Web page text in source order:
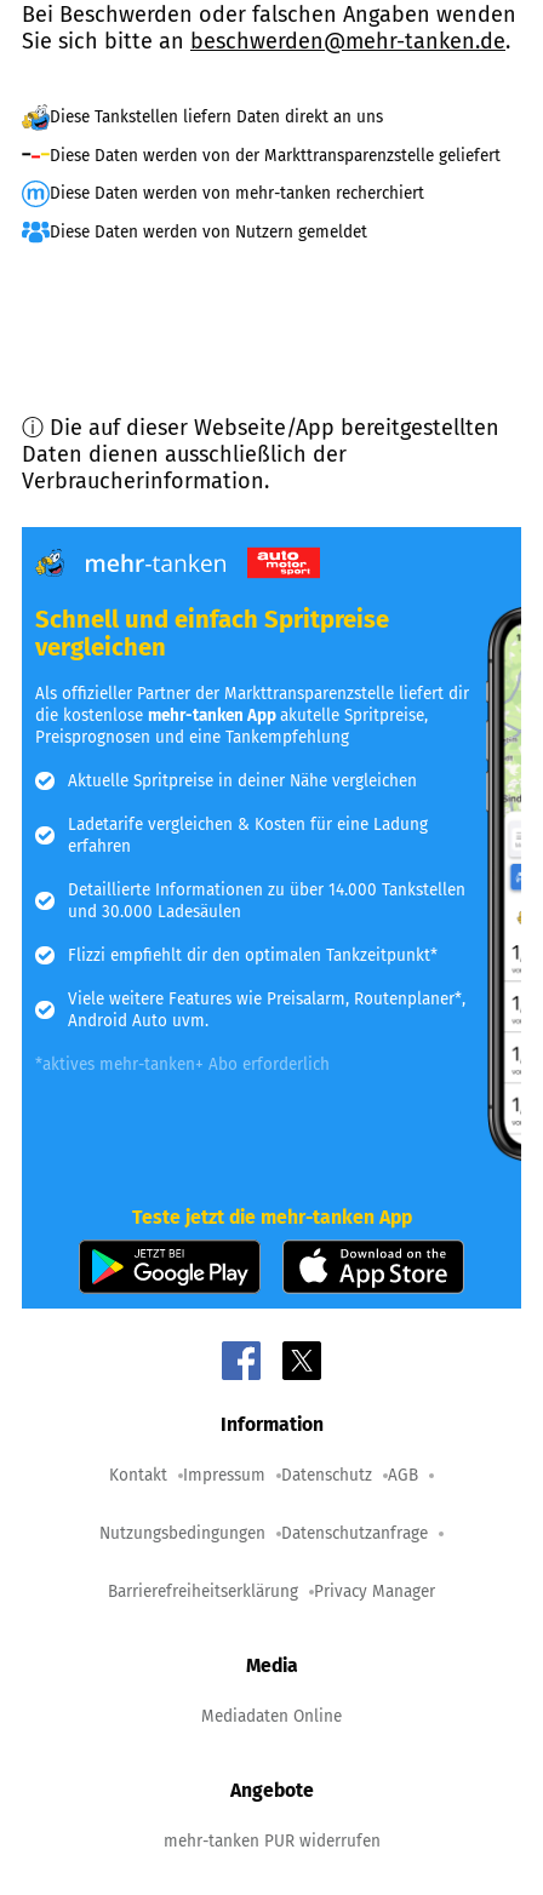
Bei Beschwerden oder falschen Angaben wenden
Sie sich bitte an beschwerden@mehr-tanken.de.
Diese Tankstellen liefern Daten direkt an uns
Diese Daten werden von der Markttransparenzstelle geliefert
Diese Daten werden von mehr-tanken recherchiert
Diese Daten werden von Nutzern gemeldet
ⓘ Die auf dieser Webseite/App bereitgestellten
Daten dienen ausschließlich der
Verbraucherinformation.
Schnell und einfach Spritpreise
vergleichen
Als offizieller Partner der Markttransparenzstelle liefert dir
die kostenlosemehr-tanken Appakutelle Spritpreise,
Preisprognosen und eine Tankempfehlung
Aktuelle Spritpreise in deiner Nähe vergleichen
Ladetarife vergleichen & Kosten für eine Ladung
erfahren
Detaillierte Informationen zu über 14.000 Tankstellen
und 30.000 Ladesäulen
Flizzi empfiehlt dir den optimalen Tankzeitpunkt*
Viele weitere Features wie Preisalarm, Routenplaner*,
Android Auto uvm.
*aktives mehr-tanken+ Abo erforderlich
Teste jetzt die mehr-tanken App
Information
Kontakt Impressum Datenschutz AGB
Nutzungsbedingungen Datenschutzanfrage
Barrierefreiheitserklärung Privacy Manager
Media
Mediadaten Online
Angebote
mehr-tanken PUR widerrufen